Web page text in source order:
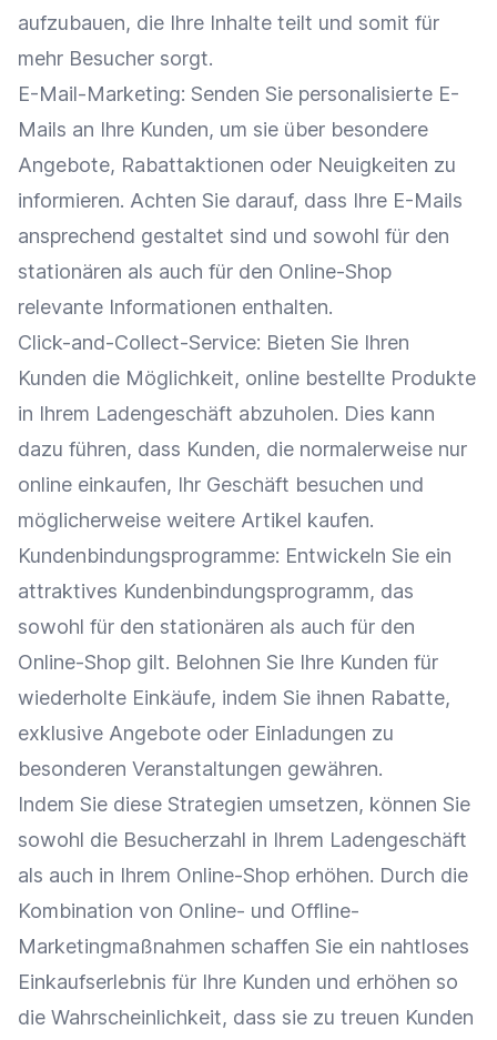
aufzubauen, die Ihre Inhalte teilt und somit für
mehr Besucher sorgt.
E-Mail-Marketing: Senden Sie personalisierte E-
Mails an Ihre Kunden, um sie über besondere
Angebote, Rabattaktionen oder Neuigkeiten zu
informieren. Achten Sie darauf, dass Ihre E-Mails
ansprechend gestaltet sind und sowohl für den
stationären als auch für den Online-Shop
relevante Informationen enthalten.
Click-and-Collect-Service: Bieten Sie Ihren
Kunden die Möglichkeit, online bestellte Produkte
in Ihrem Ladengeschäft abzuholen. Dies kann
dazu führen, dass Kunden, die normalerweise nur
online einkaufen, Ihr Geschäft besuchen und
möglicherweise weitere Artikel kaufen.
Kundenbindungsprogramme: Entwickeln Sie ein
attraktives Kundenbindungsprogramm, das
sowohl für den stationären als auch für den
Online-Shop gilt. Belohnen Sie Ihre Kunden für
wiederholte Einkäufe, indem Sie ihnen Rabatte,
exklusive Angebote oder Einladungen zu
besonderen Veranstaltungen gewähren.
Indem Sie diese Strategien umsetzen, können Sie
sowohl die Besucherzahl in Ihrem Ladengeschäft
als auch in Ihrem Online-Shop erhöhen. Durch die
Kombination von Online- und Offline-
Marketingmaßnahmen schaffen Sie ein nahtloses
Einkaufserlebnis für Ihre Kunden und erhöhen so
die Wahrscheinlichkeit, dass sie zu treuen Kunden